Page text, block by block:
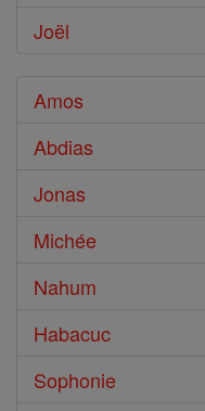
Joël
Amos
Abdias
Jonas
Michée
Nahum
Habacuc
Sophonie